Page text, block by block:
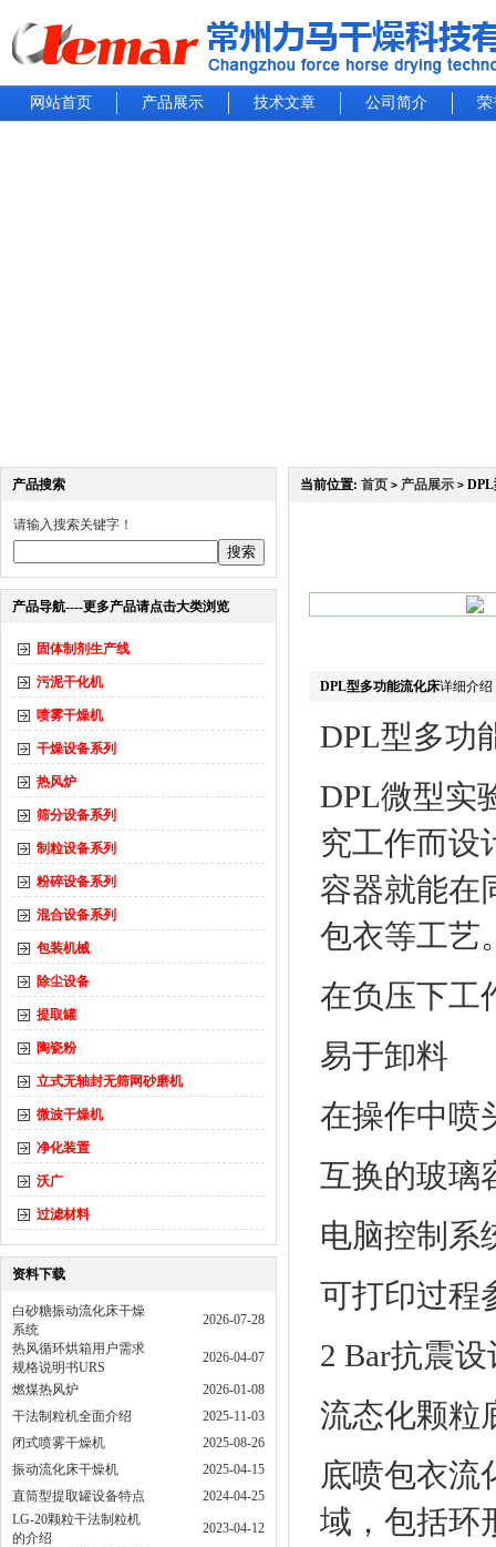
网站首页 产品展示 技术文章 公司简介 荣
产品搜索
请输入搜索关键字！
产品导航----更多产品请点击大类浏览
固体制剂生产线
污泥干化机
喷雾干燥机
干燥设备系列
热风炉
筛分设备系列
制粒设备系列
粉碎设备系列
混合设备系列
包装机械
除尘设备
提取罐
陶瓷粉
立式无轴封无筛网砂磨机
微波干燥机
净化装置
沃广
过滤材料
资料下载
白砂糖振动流化床干燥
系统
2026-07-28
热风循环烘箱用户需求
规格说明书URS
2026-04-07
燃煤热风炉
2026-01-08
干法制粒机全面介绍
2025-11-03
闭式喷雾干燥机
2025-08-26
振动流化床干燥机
2025-04-15
直筒型提取罐设备特点
2024-04-25
LG-20颗粒干法制粒机
的介绍
2023-04-12
当前位置: 首页 > 产品展示 > DPL
DPL型多功能流化床详细介绍
DPL型多功
DPL微型实
究工作而设
容器就能在
包衣等工艺
在负压下工
易于卸料
在操作中喷
互换的玻璃
电脑控制系
可打印过程
2 Bar抗震设
流态化颗粒
底喷包衣流
域，包括环